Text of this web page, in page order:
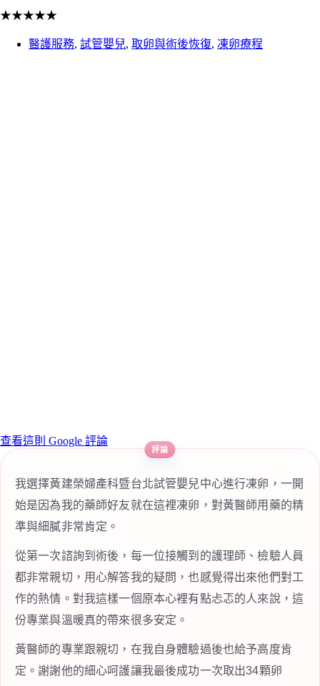
★★★★★
醫護服務, 試管嬰兒, 取卵與術後恢復, 凍卵療程
查看這則 Google 評論
我選擇黃建榮婦產科暨台北試管嬰兒中心進行凍卵，一開
始是因為我的藥師好友就在這裡凍卵，對黃醫師用藥的精
準與細膩非常肯定。
從第一次諮詢到術後，每一位接觸到的護理師、檢驗人員
都非常親切，用心解答我的疑問，也感覺得出來他們對工
作的熱情。對我這樣一個原本心裡有點忐忑的人來說，這
份專業與溫暖真的帶來很多安定。
黃醫師的專業跟親切，在我自身體驗過後也給予高度肯
定。謝謝他的細心呵護讓我最後成功一次取出34顆卵